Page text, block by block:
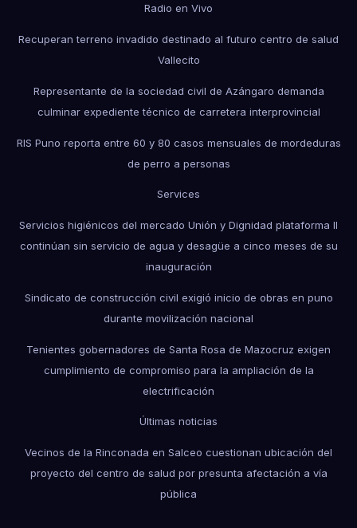
Radio en Vivo
Recuperan terreno invadido destinado al futuro centro de salud
Vallecito
Representante de la sociedad civil de Azángaro demanda
culminar expediente técnico de carretera interprovincial
RIS Puno reporta entre 60 y 80 casos mensuales de mordeduras
de perro a personas
Services
Servicios higiénicos del mercado Unión y Dignidad plataforma II
continúan sin servicio de agua y desagüe a cinco meses de su
inauguración
Sindicato de construcción civil exigió inicio de obras en puno
durante movilización nacional
Tenientes gobernadores de Santa Rosa de Mazocruz exigen
cumplimiento de compromiso para la ampliación de la
electrificación
Últimas noticias
Vecinos de la Rinconada en Salceo cuestionan ubicación del
proyecto del centro de salud por presunta afectación a vía
pública